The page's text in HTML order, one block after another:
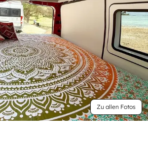
Zu allen Fotos